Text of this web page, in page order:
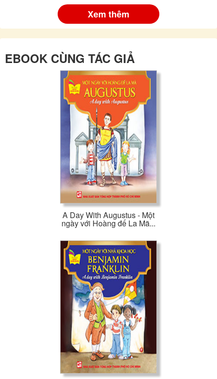
Xem thêm
EBOOK CÙNG TÁC GIẢ
A Day With Augustus - Một
ngày với Hoàng đế La Mã...